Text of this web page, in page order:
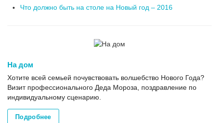
Что должно быть на столе на Новый год – 2016
На дом
Хотите всей семьей почувствовать волшебство Нового Года?
Визит профессионального Деда Мороза, поздравление по
индивидуальному сценарию.
Подробнее